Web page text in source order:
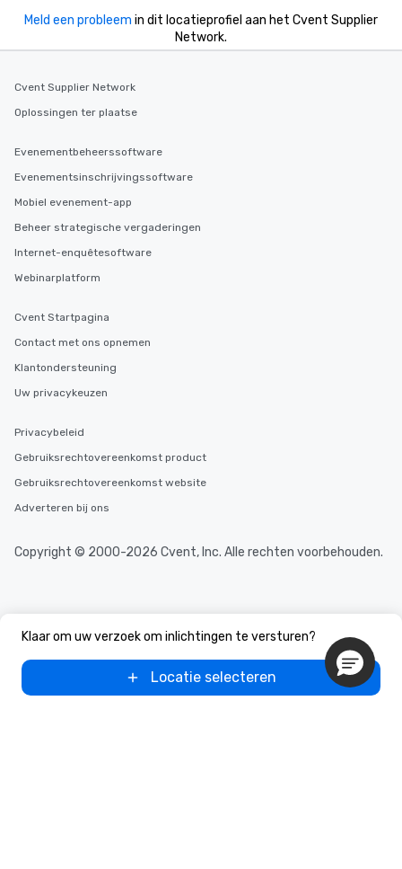
Klaar om uw verzoek om inlichtingen te versturen?
Locatie selecteren
Meld een probleem in dit locatieprofiel aan het Cvent Supplier
Network.
Cvent Supplier Network
Oplossingen ter plaatse
Evenementbeheerssoftware
Evenementsinschrijvingssoftware
Mobiel evenement-app
Beheer strategische vergaderingen
Internet-enquêtesoftware
Webinarplatform
Cvent Startpagina
Contact met ons opnemen
Klantondersteuning
Uw privacykeuzen
Privacybeleid
Gebruiksrechtovereenkomst product
Gebruiksrechtovereenkomst website
Adverteren bij ons
Copyright © 2000-2026 Cvent, Inc. Alle rechten voorbehouden.